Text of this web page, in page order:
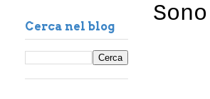
Cerca nel blog